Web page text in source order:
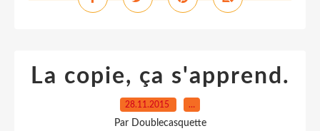
La copie, ça s'apprend.
28.11.2015 …
Par Doublecasquette